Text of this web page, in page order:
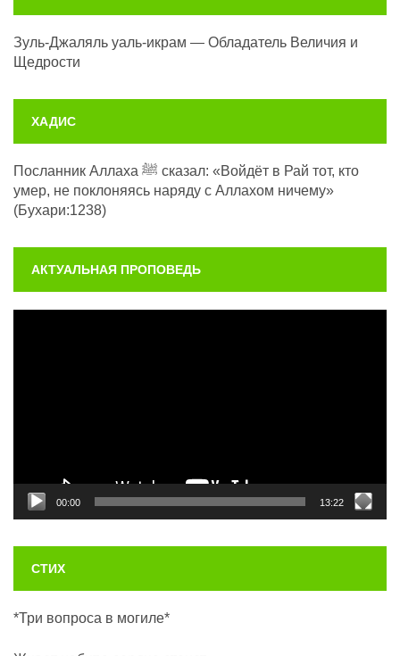
Зуль-Джаляль уаль-икрам — Обладатель Величия и
Щедрости
ХАДИС
Посланник Аллаха ﷺ сказал: «Войдёт в Рай тот, кто
умер, не поклоняясь наряду с Аллахом ничему»
(Бухари:1238)
АКТУАЛЬНАЯ ПРОПОВЕДЬ
00:00 13:22
СТИХ
*Три вопроса в могиле*